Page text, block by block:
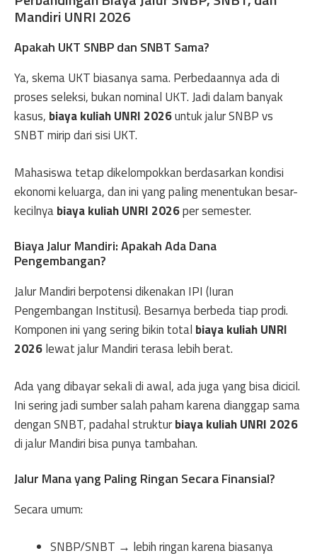
Mandiri UNRI 2026
Apakah UKT SNBP dan SNBT Sama?
Ya, skema UKT biasanya sama. Perbedaannya ada di
proses seleksi, bukan nominal UKT. Jadi dalam banyak
kasus, biaya kuliah UNRI 2026untuk jalur SNBP vs
SNBT mirip dari sisi UKT.
Mahasiswa tetap dikelompokkan berdasarkan kondisi
ekonomi keluarga, dan ini yang paling menentukan besar-
kecilnyabiaya kuliah UNRI 2026per semester.
Biaya Jalur Mandiri: Apakah Ada Dana
Pengembangan?
Jalur Mandiri berpotensi dikenakan IPI (Iuran
Pengembangan Institusi). Besarnya berbeda tiap prodi.
Komponen ini yang sering bikin total biaya kuliah UNRI
2026lewat jalur Mandiri terasa lebih berat.
Ada yang dibayar sekali di awal, ada juga yang bisa dicicil.
Ini sering jadi sumber salah paham karena dianggap sama
dengan SNBT, padahal strukturbiaya kuliah UNRI 2026
di jalur Mandiri bisa punya tambahan.
Jalur Mana yang Paling Ringan Secara Finansial?
Secara umum:
SNBP/SNBT → lebih ringan karena biasanya